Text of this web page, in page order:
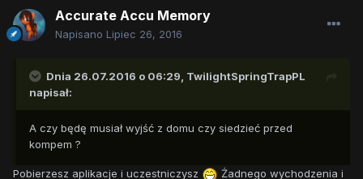
Accurate Accu Memory
Napisano Lipiec 26, 2016
Dnia 26.07.2016 o 06:29, TwilightSpringTrapPL
napisał:
A czy będę musiał wyjść z domu czy siedzieć przed
kompem ?
Pobierzesz aplikacje i uczestniczysz
Żadnego wychodzenia i